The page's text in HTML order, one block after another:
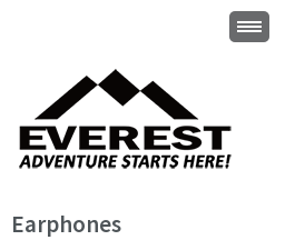
Earphones